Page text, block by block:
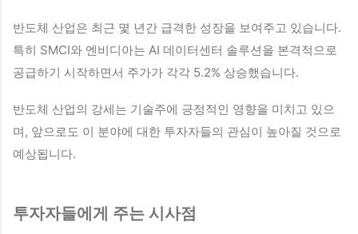
반도체 산업은 최근 몇 년간 급격한 성장을 보여주고 있습니다.
특히 SMCI와 엔비디아는 AI 데이터센터 솔루션을 본격적으로
공급하기 시작하면서 주가가 각각 5.2% 상승했습니다.
반도체 산업의 강세는 기술주에 긍정적인 영향을 미치고 있으
며, 앞으로도 이 분야에 대한 투자자들의 관심이 높아질 것으로
예상됩니다.
투자자들에게 주는 시사점